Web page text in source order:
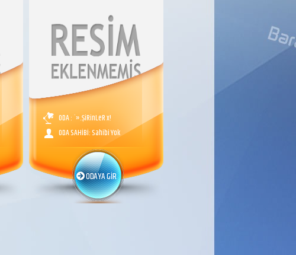
ODA : `».ŞiRinLeR x!
ODA SAHİBİ: Sahibi Yok
ODAYA GİR